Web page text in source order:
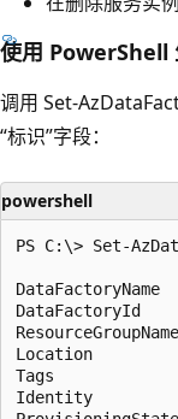
使用 PowerShell
调用 Set-
“标识”字段：
powershell
PS C:\> Set-
DataFactoryName
DataFactoryId
Location
Tags
Identity          :